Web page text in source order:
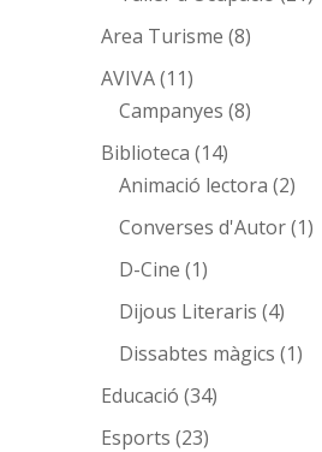
Area Turisme (8)
AVIVA(11)
Campanyes (8)
Biblioteca (14)
Animació lectora (2)
Converses d'Autor(1)
D-Cine (1)
Dijous Literaris (4)
Dissabtes màgics (1)
Educació (34)
Esports (23)